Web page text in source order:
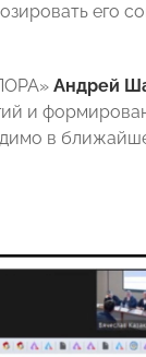
его
Андрей
и
в